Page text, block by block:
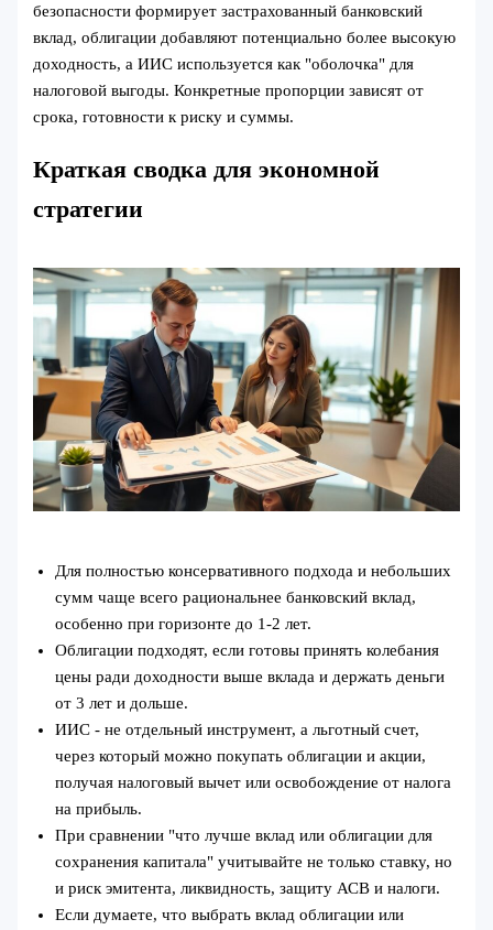
безопасности формирует застрахованный банковский
вклад, облигации добавляют потенциально более высокую
доходность, а ИИС используется как "оболочка" для
налоговой выгоды. Конкретные пропорции зависят от
срока, готовности к риску и суммы.
Краткая сводка для экономной
стратегии
Для полностью консервативного подхода и небольших
сумм чаще всего рациональнее банковский вклад,
особенно при горизонте до 1-2 лет.
Облигации подходят, если готовы принять колебания
цены ради доходности выше вклада и держать деньги
от 3 лет и дольше.
ИИС - не отдельный инструмент, а льготный счет,
через который можно покупать облигации и акции,
получая налоговый вычет или освобождение от налога
на прибыль.
При сравнении "что лучше вклад или облигации для
сохранения капитала" учитывайте не только ставку, но
и риск эмитента, ликвидность, защиту АСВ и налоги.
Если думаете, что выбрать вклад облигации или